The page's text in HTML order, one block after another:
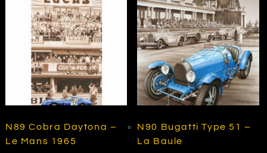
N89 Cobra Daytona –
Le Mans 1965
N90 Bugatti Type 51 –
La Baule